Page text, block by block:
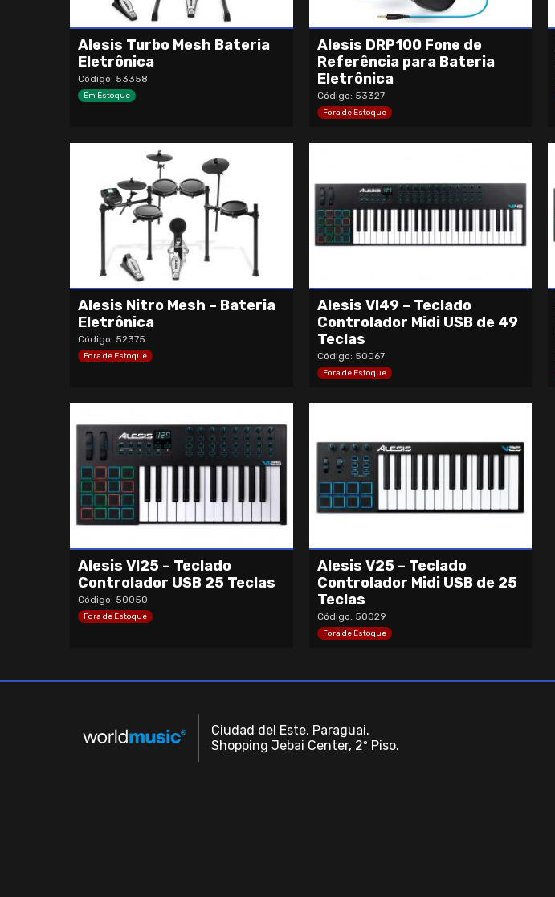
Alesis Turbo Mesh Bateria
Eletrônica
Código: 53358
Em Estoque
Alesis DRP100 Fone de
Referência para Bateria
Eletrônica
Código: 53327
Fora de Estoque
Alesis Nitro Mesh – Bateria
Eletrônica
Código: 52375
Fora de Estoque
Alesis VI49 – Teclado
Controlador Midi USB de 49
Teclas
Código: 50067
Fora de Estoque
Alesis VI25 – Teclado
Controlador USB 25 Teclas
Código: 50050
Fora de Estoque
Alesis V25 – Teclado
Controlador Midi USB de 25
Teclas
Código: 50029
Fora de Estoque
Ciudad del Este, Paraguai.
Shopping Jebai Center, 2º Piso.